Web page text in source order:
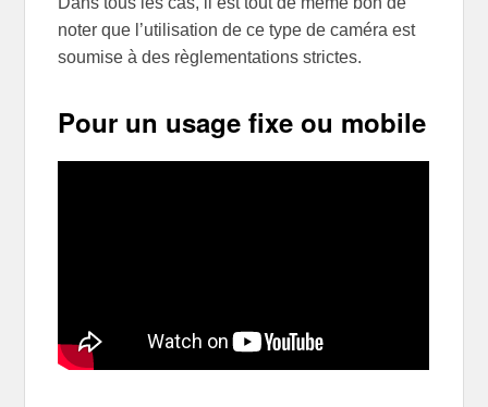
noter que l’utilisation de ce type de caméra est
soumise à des règlementations strictes.
Pour un usage fixe ou mobile